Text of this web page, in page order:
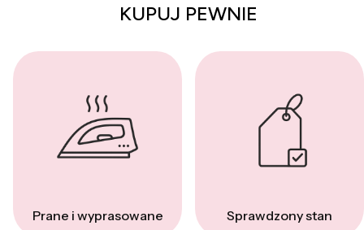
KUPUJ PEWNIE
Prane i wyprasowane Sprawdzony stan